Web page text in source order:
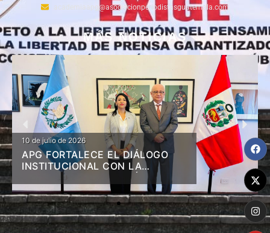
academiaapg@asociacionperiodistasguatemala.com
MÁS NOTICIAS
10 de julio de 2026
APG FORTALECE EL DIÁLOGO
INSTITUCIONAL CON LA
EMBAJADA DE LA REPÚBLICA
DEL PERÚ EN GUATEMALA